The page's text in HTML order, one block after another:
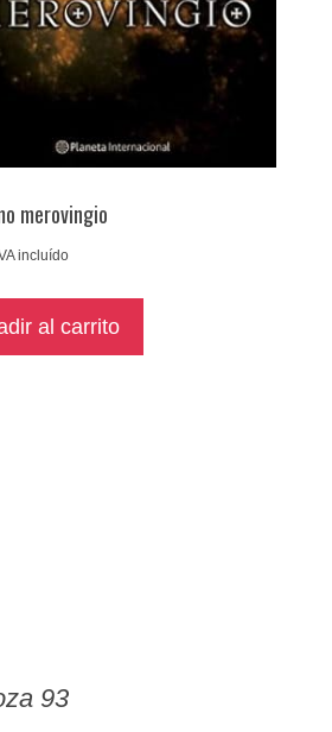
merovingio
incluído
al carrito
93